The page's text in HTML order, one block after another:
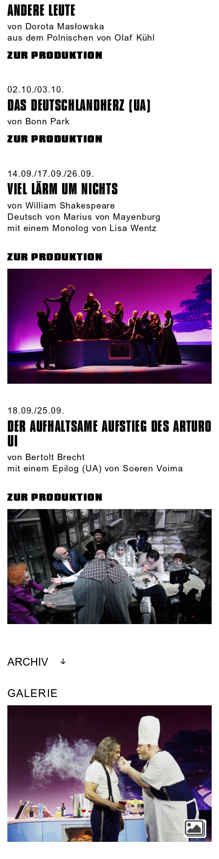
ANDERE LEUTE
von Dorota Masłowska
aus dem Polnischen von Olaf Kühl
ZUR PRODUKTION
02.10./​03.10.​
DAS DEUTSCHLAND­HERZ (UA)
von Bonn Park
ZUR PRODUKTION
14.09./​17.09./​26.09.​
VIEL LÄRM UM NICHTS
von William Shakespeare
Deutsch von Marius von Mayenburg
mit einem Monolog von Lisa Wentz
ZUR PRODUKTION
18.09./​25.09.​
DER AUFHALTSAME AUFSTIEG DES ARTURO
UI
von Bertolt Brecht
mit einem Epilog (UA) von Soeren Voima
ZUR PRODUKTION
ARCHIV
GALERIE